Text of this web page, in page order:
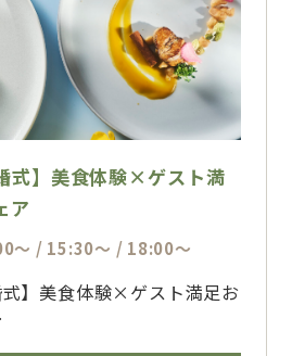
式】美食体験×ゲスト満
ア
～ / 15:30～ / 18:00～
式】美食体験×ゲスト満足お